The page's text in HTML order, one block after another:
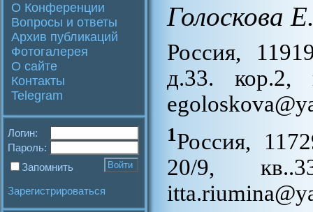
О Конференции
Вопросы и ответы
Архив публикаций
Фотогалерея
О сайте
Контакты
Telegram
Логин:
Пароль:
Запомнить
Зарегистрироваться
Голоскова
Россия,
д.33. кор.2,
1Россия,
20/9,